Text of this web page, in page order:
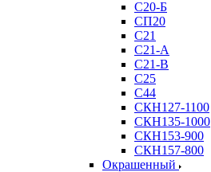
С20-Б
СП20
С21
С21-А
С21-В
С25
С44
СКН127-1100
СКН135-1000
СКН153-900
СКН157-800
Окрашенный